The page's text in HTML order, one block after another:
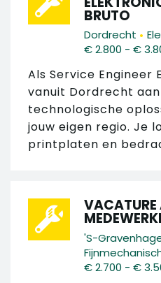
BRUTO
Dordrecht •
€ 2.800 - €
Als Service Engineer
vanuit Dordrecht
technologische
jouw eigen regio. Je
printplaten en
VACATURE
'S-
€ 2.700 - €